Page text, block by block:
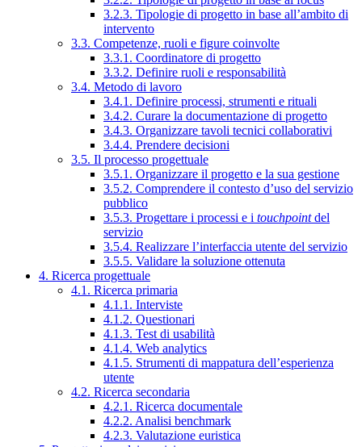
3.2.3. Tipologie di progetto in base all’ambito di
intervento
3.3. Competenze, ruoli e figure coinvolte
3.3.1. Coordinatore di progetto
3.3.2. Definire ruoli e responsabilità
3.4. Metodo di lavoro
3.4.1. Definire processi, strumenti e rituali
3.4.2. Curare la documentazione di progetto
3.4.3. Organizzare tavoli tecnici collaborativi
3.4.4. Prendere decisioni
3.5. Il processo progettuale
3.5.1. Organizzare il progetto e la sua gestione
3.5.2. Comprendere il contesto d’uso del servizio
pubblico
3.5.3. Progettare i processi e i touchpointdel
servizio
3.5.4. Realizzare l’interfaccia utente del servizio
3.5.5. Validare la soluzione ottenuta
4. Ricerca progettuale
4.1. Ricerca primaria
4.1.1. Interviste
4.1.2. Questionari
4.1.3. Test di usabilità
4.1.4. Web analytics
4.1.5. Strumenti di mappatura dell’esperienza
utente
4.2. Ricerca secondaria
4.2.1. Ricerca documentale
4.2.2. Analisi benchmark
4.2.3. Valutazione euristica